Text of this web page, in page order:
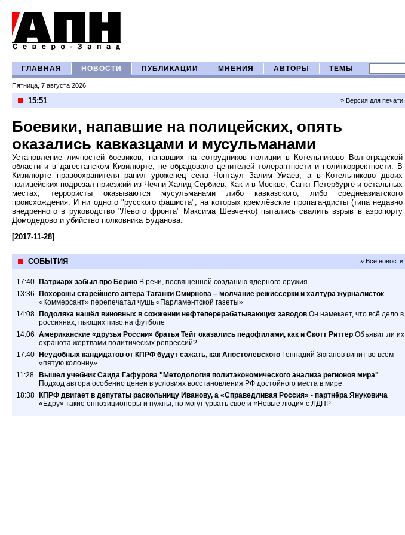
ГЛАВНАЯ НОВОСТИ ПУБЛИКАЦИИ МНЕНИЯ АВТОРЫ ТЕМЫ
Пятница, 7 августа 2026
15:51 » Версия для печати
Боевики, напавшие на полицейских, опять
оказались кавказцами и мусульманами
Установление личностей боевиков, напавших на сотрудников полиции в Котельниково Волгоградской
области и в дагестанском Кизилюрте, не обрадовало ценителей толерантности и политкорректности. В
Кизилюрте правоохранителя ранил уроженец села Чонтаул Залим Умаев, а в Котельниково двоих
полицейских подрезал приезжий из Чечни Халид Сербиев. Как и в Москве, Санкт-Петербурге и остальных
местах, террористы оказываются мусульманами либо кавказского, либо среднеазиатского
происхождения. И ни одного "русского фашиста", на которых кремлёвские пропагандисты (типа недавно
внедренного в руководство "Левого фронта" Максима Шевченко) пытались свалить взрыв в аэропорту
Домодедово и убийство полковника Буданова.
[2017-11-28]
СОБЫТИЯ » Все новости
17:40 Патриарх забыл про Берию В речи, посвященной созданию ядерного оружия
13:36 Похороны старейшего актёра Таганки Смирнова – молчание режиссёрки и халтура журналисток
«Коммерсант» перепечатал чушь «Парламентской газеты»
14:08 Подоляка нашёл виновных в сожжении нефтеперерабатывающих заводов Он намекает, что всё дело в
россиянах, пьющих пиво на футболе
14:06 Американские «друзья России» братья Тейт оказались педофилами, как и Скотт Риттер Объявит ли их
охранота жертвами политических репрессий?
17:40 Неудобных кандидатов от КПРФ будут сажать, как Апостолевского Геннадий Зюганов винит во всём
«пятую колонну»
11:28 Вышел учебник Саида Гафурова "Методология политэкономического анализа регионов мира"
Подход автора особенно ценен в условиях восстановления РФ достойного места в мире
18:38 КПРФ двигает в депутаты раскольницу Иванову, а «Справедливая Россия» - партнёра Януковича
«Едру» такие оппозиционеры и нужны, но могут урвать своё и «Новые люди» с ЛДПР